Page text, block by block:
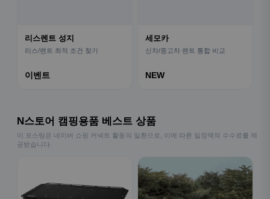
리스렌트 성지
리스/렌트 최적 조건 찾기
이벤트
세모카
신차/중고차 렌트 통합 비교
NEW
N스토어 캠핑용품 베스트 상품
이 포스팅은 네이버 쇼핑 커넥트 활동의 일환으로, 이에 따른 일정액의 수수료를 제
공받습니다.